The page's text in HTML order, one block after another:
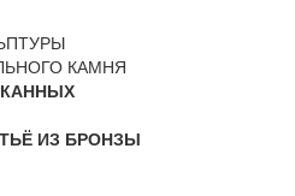
КАМНЯ
ИЗ БРОНЗЫ